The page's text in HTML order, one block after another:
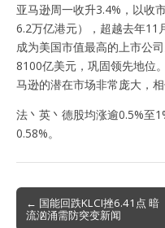
亚马逊周一收升3.4%，以收
6.2万亿港元），超越去年11
成为美国市值最高的上市公
8100亿美元，巩固领先地位
马逊的潜在市场非常庞大，
法丶英丶德股均涨逾0.5%至
0.58%。
Post
navigation
← 国能回跌KLCI挫6.41点 暗
流汹涌需防突变新闻